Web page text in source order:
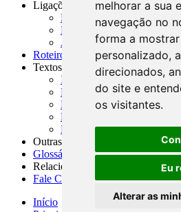
melhorar a sua
navegação no
forma a
personalizado,
direcionados,
do site e
os visitantes.
Eu
Alterar as
Ligações Externas
Links Úteis
Presidência da República
Agências Nacionais
Roteiros para Estudos
Textos
Índice de Textos
Editorial
Monografias
Na Imprensa
Fórum de Discussão
Outras ferramentas
Glossário
Relacionamento
Fale Conosco
Início